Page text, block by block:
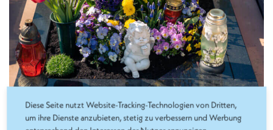
Diese Seite nutzt Website-Tracking-Technologien von Dritten,
um ihre Dienste anzubieten, stetig zu verbessern und Werbung